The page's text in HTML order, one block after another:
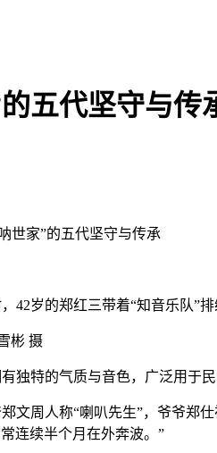
五代坚守与传
世家”的五代坚守与传承
岁的郑红三带着“知音乐队”排
彬 摄
特的气质与音色，广泛用于民
周人称“喇叭先生”，爷爷郑仕
连续半个月在外奔波。”